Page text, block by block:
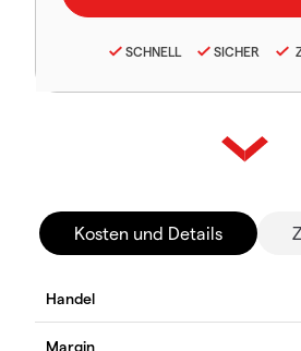
SCHNELL SICHER
Kosten und Details